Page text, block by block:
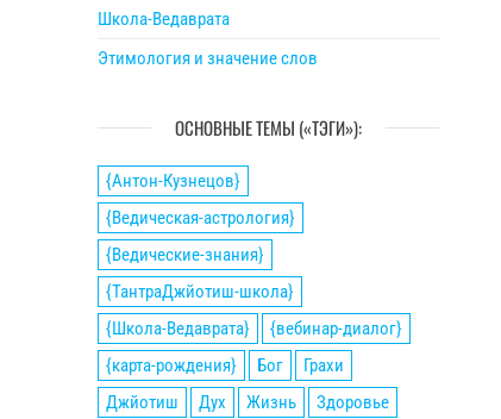
Школа-Ведаврата
Этимология и значение слов
ОСНОВНЫЕ ТЕМЫ («ТЭГИ»):
{Антон-Кузнецов}
{Ведическая-астрология}
{Ведические-знания}
{ТантраДжйотиш-школа}
{Школа-Ведаврата}
{вебинар-диалог}
{карта-рождения}
Бог
Грахи
Джйотиш
Дух Жизнь
Здоровье